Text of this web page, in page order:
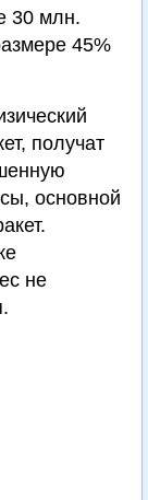
30 млн.
45%
получат
основной
не